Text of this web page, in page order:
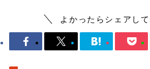
よかったらシェアして